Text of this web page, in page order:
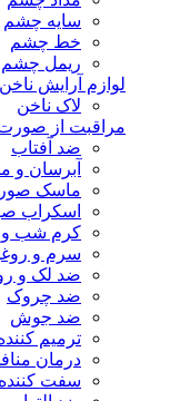
سایه چشم
خط چشم
ریمل چشم
لوازم آرایش ناخن
لاک ناخن
مراقبت از
ضد آفتاب
آبرسان و
ماسک
اسکراب
کرم شب و
سرم و
ضد لک و
ضد چروک
ضد جوش
ترمیم
درمان
سفت